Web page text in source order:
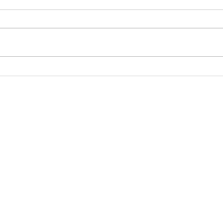
Solusi Anti